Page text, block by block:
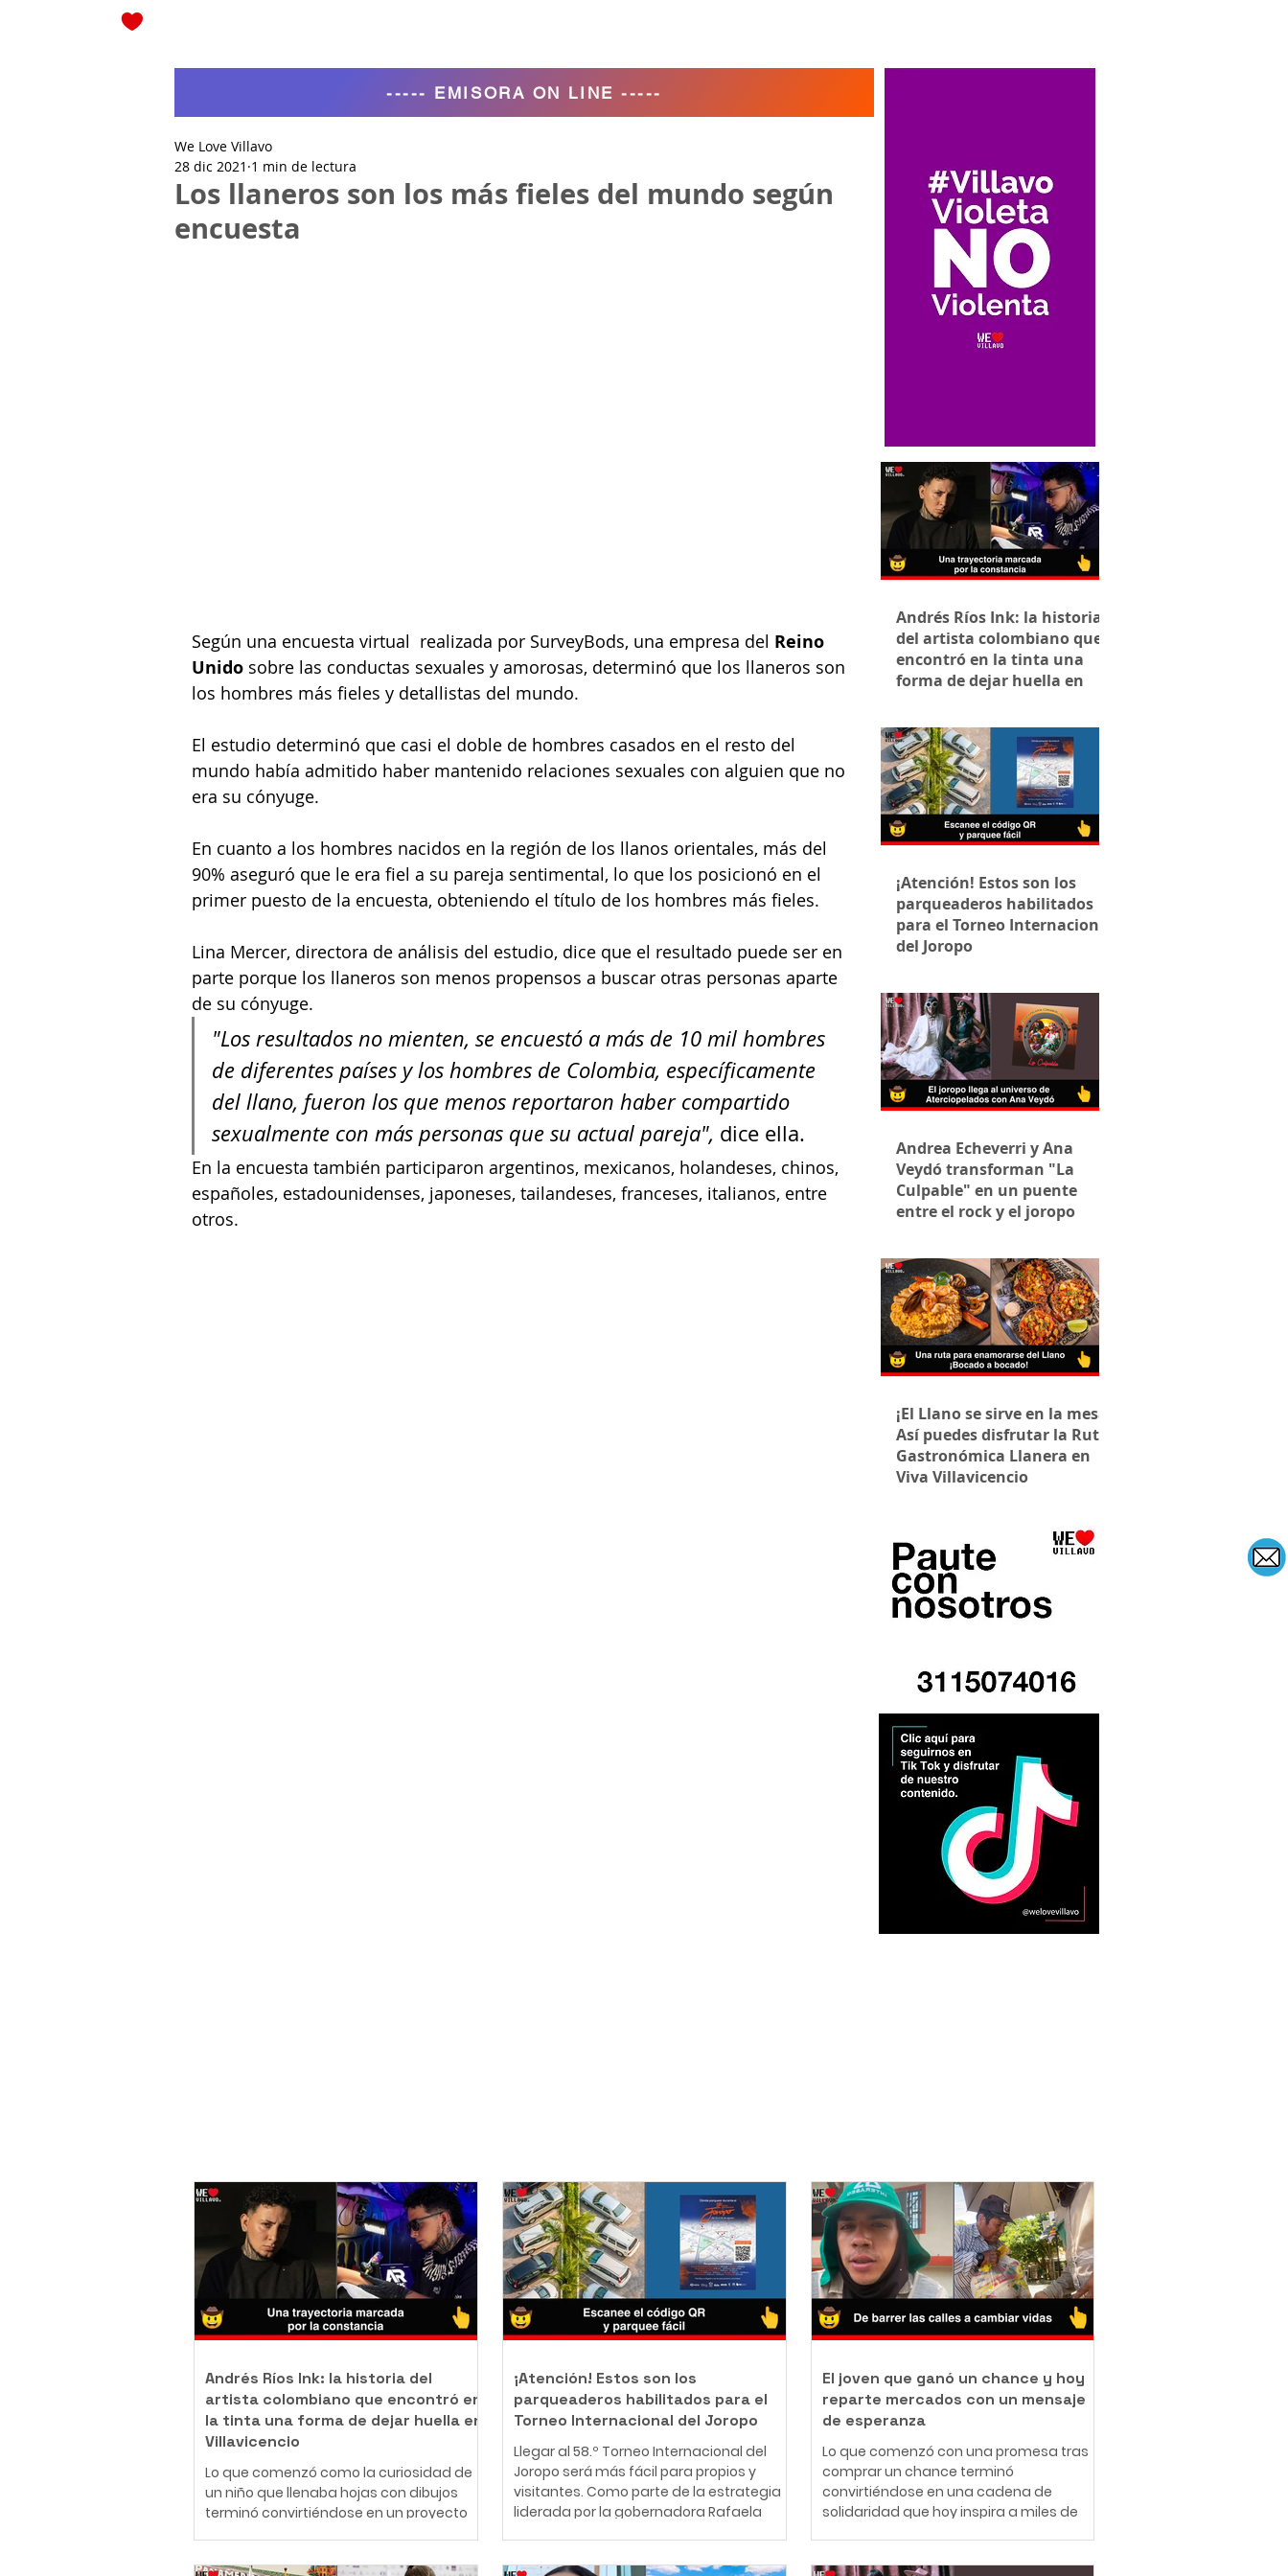
Los llaneros son los más fieles del mundo según
encuesta
We Love Villavo
28 dic 2021 1 min de lectura
Según una encuesta virtual  realizada por SurveyBods, una empresa del Reino
Unido sobre las conductas sexuales y amorosas, determinó que los llaneros son
los hombres más fieles y detallistas del mundo.
El estudio determinó que casi el doble de hombres casados en el resto del
mundo había admitido haber mantenido relaciones sexuales con alguien que no
era su cónyuge.
En cuanto a los hombres nacidos en la región de los llanos orientales, más del
90% aseguró que le era fiel a su pareja sentimental, lo que los posicionó en el
primer puesto de la encuesta, obteniendo el título de los hombres más fieles.
Lina Mercer, directora de análisis del estudio, dice que el resultado puede ser en
parte porque los llaneros son menos propensos a buscar otras personas aparte
de su cónyuge.
"Los resultados no mienten, se encuestó a más de 10 mil hombres
de diferentes países y los hombres de Colombia, específicamente
del llano, fueron los que menos reportaron haber compartido
sexualmente con más personas que su actual pareja", dice ella.
En la encuesta también participaron argentinos, mexicanos, holandeses, chinos,
españoles, estadounidenses, japoneses, tailandeses, franceses, italianos, entre
otros.
----- EMISORA ON LINE -----
Andrés Ríos Ink: la historia
del artista colombiano que
encontró en la tinta una
forma de dejar huella en
¡Atención! Estos son los
parqueaderos habilitados
para el Torneo Internacional
del Joropo
Andrea Echeverri y Ana
Veydó transforman "La
Culpable" en un puente
entre el rock y el joropo
¡El Llano se sirve en la mesa!
Así puedes disfrutar la Ruta
Gastronómica Llanera en
Viva Villavicencio
Andrés Ríos Ink: la historia del
artista colombiano que encontró en
la tinta una forma de dejar huella en
Villavicencio
Lo que comenzó como la curiosidad de
un niño que llenaba hojas con dibujos
terminó convirtiéndose en un proyecto
¡Atención! Estos son los
parqueaderos habilitados para el
Torneo Internacional del Joropo
Llegar al 58.º Torneo Internacional del
Joropo será más fácil para propios y
visitantes. Como parte de la estrategia
liderada por la gobernadora Rafaela
fiesta cultural del Llano, la Gobernación
El joven que ganó un chance y hoy
reparte mercados con un mensaje
de esperanza
Lo que comenzó con una promesa tras
comprar un chance terminó
convirtiéndose en una cadena de
solidaridad que hoy inspira a miles de
conocido como "Panita", combina su